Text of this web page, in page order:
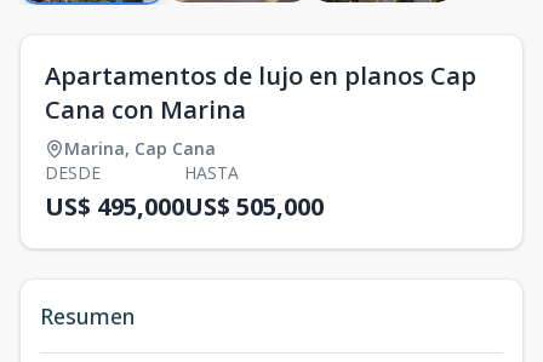
Apartamentos de lujo en planos Cap
Cana con Marina
Marina, Cap Cana
DESDE
US$ 495,000
HASTA
US$ 505,000
Resumen